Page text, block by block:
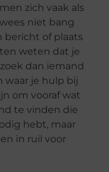
zich vaak als
niet bang
bericht of plaats
weten dat je
dan iemand
waar je hulp bij
om vooraf wat
te vinden die
hebt, maar
in ruil voor